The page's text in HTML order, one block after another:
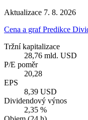
Aktualizace 7. 8. 2026
Cena a grafPredikce
Tržní kapitalizace
28,76 mld. USD
P/E poměr
20,28
EPS
8,39 USD
Dividendový výnos
2,35 %